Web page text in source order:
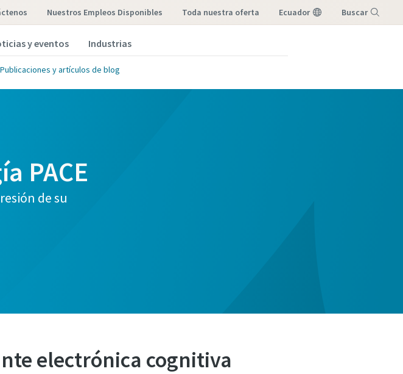
Nuestros Empleos Disponibles toda nuestra oferta Ecuador Buscar
y eventos Industrias
Publicaciones y artículos de blog
PACE
de su
electrónica cognitiva
obligatorios